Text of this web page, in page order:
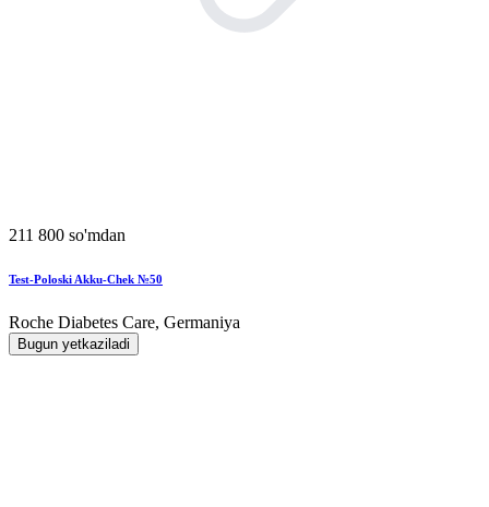
211 800 so'mdan
Test-Poloski Akku-Chek №50
Roche Diabetes Care, Germaniya
Bugun yetkaziladi